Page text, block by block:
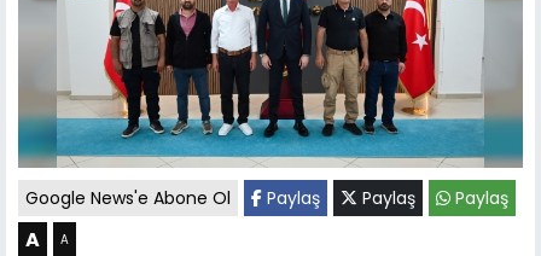
Google News'e Abone Ol Paylaş Paylaş Paylaş
A A